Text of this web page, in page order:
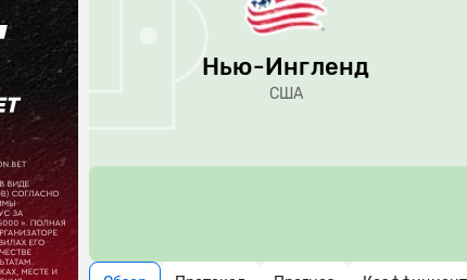
Нью-Ингленд
США